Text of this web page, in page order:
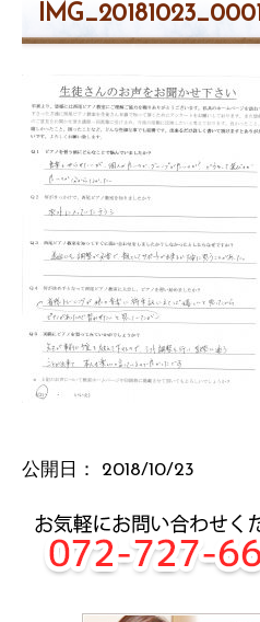
IMG_20181023_0001
公開日： 2018/10/23